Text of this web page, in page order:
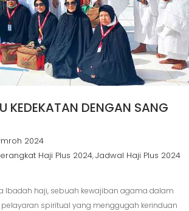
KEDEKATAN DENGAN SANG
2024
Haji Plus 2024,Jadwal Haji Plus 2024
Ibadah haji, sebuah kewajiban agama dalam
spiritual yang menggugah kerinduan